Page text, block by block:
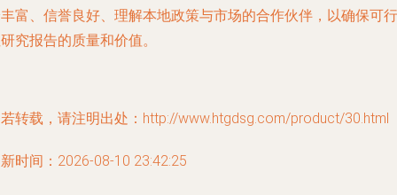
富、信誉良好、理解本地政策与市场的合作伙伴，以确保可行
究报告的质量和价值。
转载，请注明出处：http://www.htgdsg.com/product/30.html
时间：2026-08-10 23:42:25